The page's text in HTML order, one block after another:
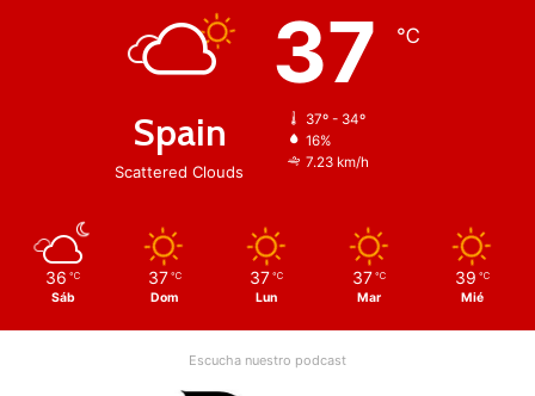
Spain
Scattered Clouds
37 ℃
37º - 34º
16%
7.23 km/h
36 ℃
Sáb
37 ℃
Dom
37 ℃
Lun
37 ℃
Mar
39 ℃
Mié
Escucha nuestro podcast